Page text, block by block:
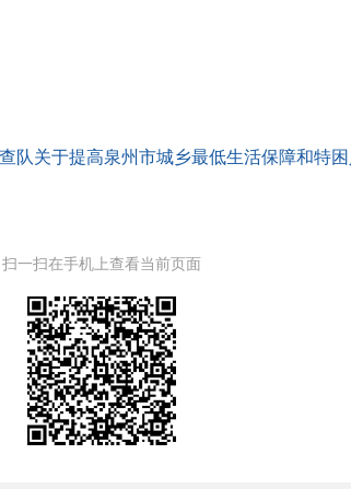
队关于提高泉州市城乡最低生活保障和特
扫一扫在手机上查看当前页面